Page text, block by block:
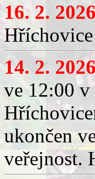
16. 2.
14. 2.
ve 12:00
ukončen
veřejnost.